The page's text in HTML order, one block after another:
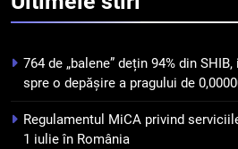
banilor în
7
WhiteBIT și
semnează
764 de „balene” dețin 94% din
spre o depășire a pragului de
Regulamentul MiCA privind
1 iulie în România